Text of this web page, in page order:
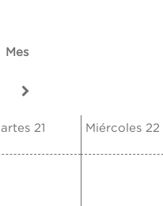
Mes
21 Miércoles 22